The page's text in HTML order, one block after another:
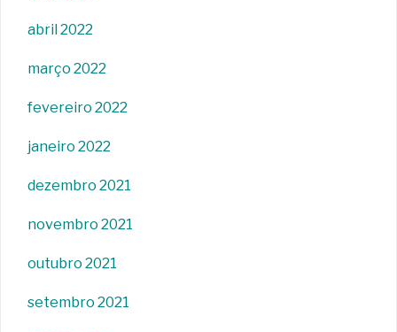
abril 2022
março 2022
fevereiro 2022
janeiro 2022
dezembro 2021
novembro 2021
outubro 2021
setembro 2021